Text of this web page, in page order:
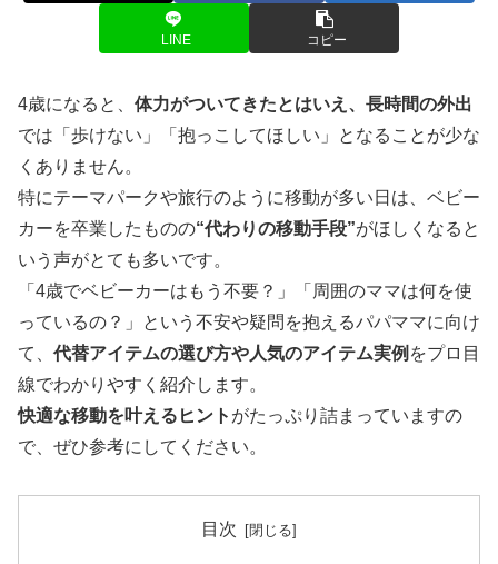
LINE コピー
4歳になると、 体力がついてきたとはいえ、長時間の外出
では「歩けない」「抱っこしてほしい」となることが少な
くありません。
特にテーマパークや旅行のように移動が多い日は、ベビー
カーを卒業したものの“代わりの移動手段”がほしくなると
いう声がとても多いです。
「4歳でベビーカーはもう不要？」「周囲のママは何を使
っているの？」という不安や疑問を抱えるパパママに向け
て、 代替アイテムの選び方や人気のアイテム実例 をプロ目
線でわかりやすく紹介します。
快適な移動を叶えるヒント がたっぷり詰まっていますの
で、ぜひ参考にしてください。
目次